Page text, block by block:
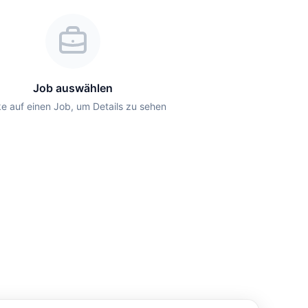
Job auswählen
auf einen Job, um Details zu sehen